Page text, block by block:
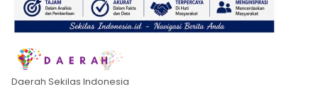
Daerah Sekilas Indonesia